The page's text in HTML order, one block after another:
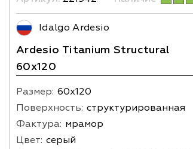
Idalgo Ardesio
Ardesio Titanium Structural
60x120
Размер: 60х120
Поверхность: структурированная
Фактура: мрамор
Цвет: серый